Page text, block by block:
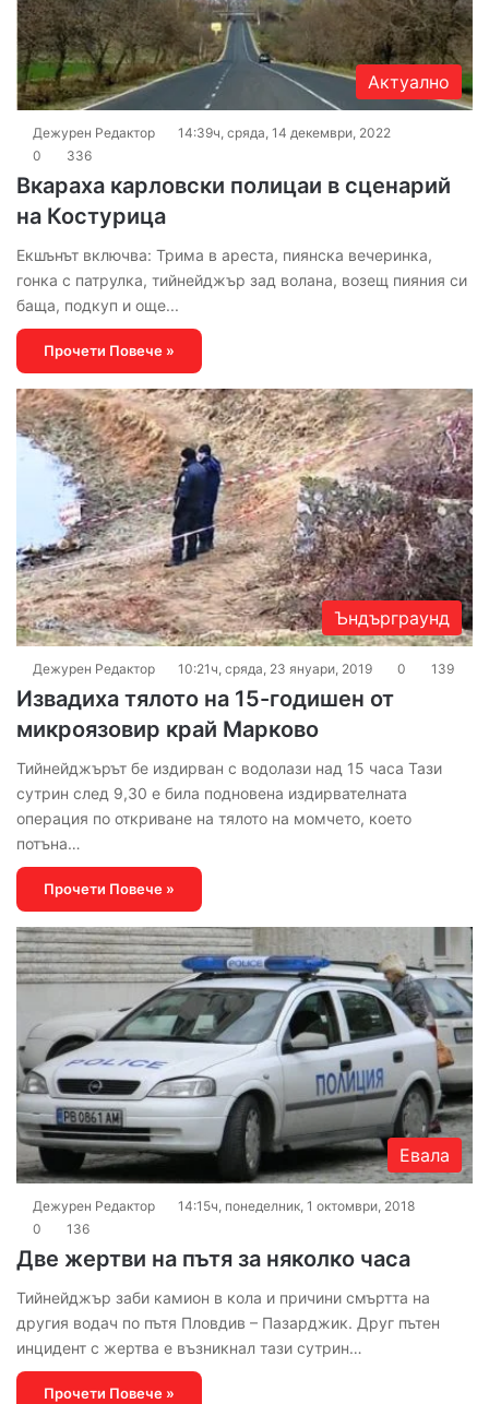
Актуално
Дежурен Редактор
14:39ч, сряда, 14 декември, 2022
0
336
Вкараха карловски полицаи в сценарий
на Костурица
Екшънът включва: Трима в ареста, пиянска вечеринка,
гонка с патрулка, тийнейджър зад волана, возещ пияния си
баща, подкуп и още...
Прочети Повече »
Ъндърграунд
Дежурен Редактор 10:21ч, сряда, 23 януари, 2019 0 139
Извадиха тялото на 15-годишен от
микроязовир край Марково
Тийнейджърът бе издирван с водолази над 15 часа Тази
сутрин след 9,30 е била подновена издирвателната
операция по откриване на тялото на момчето, което
потъна…
Прочети Повече »
Евала
Дежурен Редактор
14:15ч, понеделник, 1 октомври, 2018
0
136
Две жертви на пътя за няколко часа
Тийнейджър заби камион в кола и причини смъртта на
другия водач по пътя Пловдив – Пазарджик. Друг пътен
инцидент с жертва е възникнал тази сутрин…
Прочети Повече »